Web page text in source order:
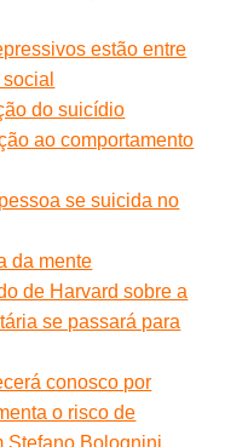
estão entre
do suicídio
ao comportamento
se suicida no
da mente
de Harvard sobre a
se passará para
conosco por
o risco de
Stefano Bolognini,